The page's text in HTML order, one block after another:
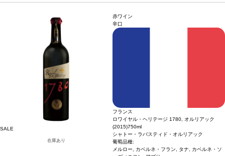
SALE
在庫あり
赤ワイン
辛口
フランス
ロワイヤル・ヘリテージ 1780, オルリアック
(2015)750ml
シャトー・ラバスティド・オルリアック
葡萄品種:
メルロー, カベルネ・フラン, タナ, カベルネ・ソ